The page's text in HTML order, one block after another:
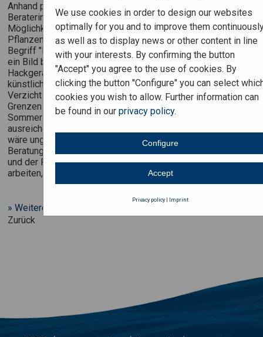
Anhand praktischer Beispiele zeigten erfahrene Berater und
Beraterinnen auf, welche alternativen technischen
Möglichkeiten heute bereits als Ersatz von
Pflanzenschutzmitteln zum Einsatz kommen. Unter dem
Begriff "Precision Farming" konnten sich die Teilnehmenden
ein Bild beim Einsatz von einem kameragesteuerten
Hackgerät und Spritzgerät machen, welches auf Basis
künstlicher Intelligenz Beikraut gezielt bekämpft. Dem
Verzicht von Pflanzenschutzmitteln seien aber auch
Grenzen gesetzt – so können Äpfel kaum bis in den
Sommer gelagert werden, wenn diese vor der Ernte nicht
ausreichend vor Pilzbefall geschützt würden. Die Folge
wäre ungewollter Food Waste. Daher zeigten die
Beratungskräfte auf, wie sie gemeinsam mit Hochschulen
und der Privatwirtschaft an technologischen Lösungen
arbeiten, um den Kulturschutz noch effizienter zu gestalten.
» Weitere Bilder von der Exkursion
Zurück
We use cookies in order to design our websites
optimally for you and to improve them
as well as to display news or other content in line
with your interests. By confirming the button
"Accept" you agree to the use of cookies. By
clicking the button "Configure" you can select
cookies you wish to allow. Further information can
be found in our privacy policy.
Configure
Accept
Privacy policy Imprint